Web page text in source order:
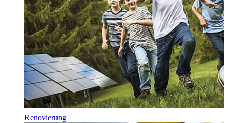
Renovierung